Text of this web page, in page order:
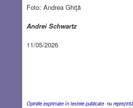
Foto: Andrea Ghiţă
Andrei Schwartz
11/05/2026
Opiniile exprimate în textele publicate nu